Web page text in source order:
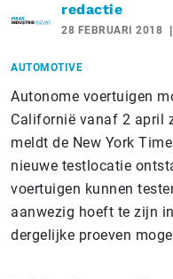
redactie
28 FEBRUARI 2018
AUTOMOTIVE
Autonome voertuigen
Californië vanaf 2 april
meldt de New York
nieuwe testlocatie
voertuigen kunnen
aanwezig hoeft te zijn
dergelijke proeven